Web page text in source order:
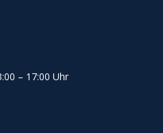
:00 – 17:00 Uhr